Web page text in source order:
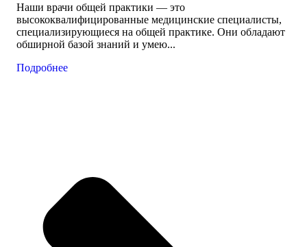
Наши врачи общей практики — это
высококвалифицированные медицинские специалисты,
специализирующиеся на общей практике. Они обладают
обширной базой знаний и умею...
Подробнее